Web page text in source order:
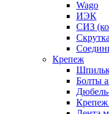
Wago
ИЭК
СИЗ
Скрутка
Крепеж
Болты
Крепеж